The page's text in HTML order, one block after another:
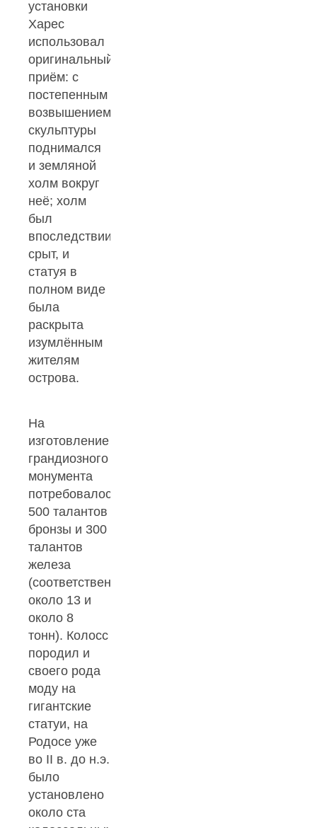
установки
Харес
использовал
оригинальный
приём: с
постепенным
возвышением
скульптуры
поднимался
и земляной
холм вокруг
неё; холм
был
впоследствии
срыт, и
статуя в
полном виде
была
раскрыта
изумлённым
жителям
острова.
На
изготовление
грандиозного
монумента
потребовалось
500 талантов
бронзы и 300
талантов
железа
(соответственно
около 13 и
около 8
тонн). Колосс
породил и
своего рода
моду на
гигантские
статуи, на
Родосе уже
во II в. до н.э.
было
установлено
около ста